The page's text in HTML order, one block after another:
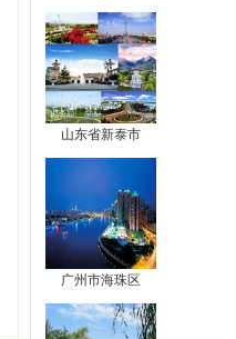
山东省新泰市
广州市海珠区